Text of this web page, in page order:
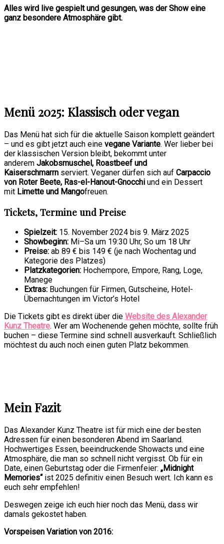
Alles wird live gespielt und gesungen, was der Show eine
ganz besondere Atmosphäre gibt.
Menü 2025: Klassisch oder vegan
Das Menü hat sich für die aktuelle Saison komplett geändert
– und es gibt jetzt auch eine vegane Variante. Wer lieber bei
der klassischen Version bleibt, bekommt unter
anderem Jakobsmuschel, Roastbeef und
Kaiserschmarrn serviert. Veganer dürfen sich auf Carpaccio
von Roter Beete, Ras-el-Hanout-Gnocchi und ein Dessert
mit Limette und Mangofreuen.
Tickets, Termine und Preise
Spielzeit: 15. November 2024 bis 9. März 2025
Showbeginn: Mi–Sa um 19:30 Uhr, So um 18 Uhr
Preise: ab 89 € bis 149 € (je nach Wochentag und
Kategorie des Platzes)
Platzkategorien: Hochempore, Empore, Rang, Loge,
Manege
Extras: Buchungen für Firmen, Gutscheine, Hotel-
Übernachtungen im Victor’s Hotel
Die Tickets gibt es direkt über die Website des Alexander
Kunz Theatre. Wer am Wochenende gehen möchte, sollte früh
buchen – diese Termine sind schnell ausverkauft. Schließlich
möchtest du auch noch einen guten Platz bekommen.
Mein Fazit
Das Alexander Kunz Theatre ist für mich eine der besten
Adressen für einen besonderen Abend im Saarland.
Hochwertiges Essen, beeindruckende Showacts und eine
Atmosphäre, die man so schnell nicht vergisst. Ob für ein
Date, einen Geburtstag oder die Firmenfeier: „Midnight
Memories“ist 2025 definitiv einen Besuch wert. Ich kann es
euch sehr empfehlen!
Deswegen zeige ich euch hier noch das Menü, dass wir
damals gekostet haben.
Vorspeisen Variation von 2016: